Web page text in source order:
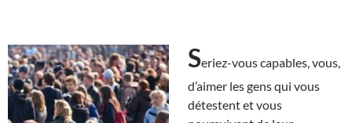
Seriez-vous capables, vous,
d’aimer les gens qui vous
détestent et vous